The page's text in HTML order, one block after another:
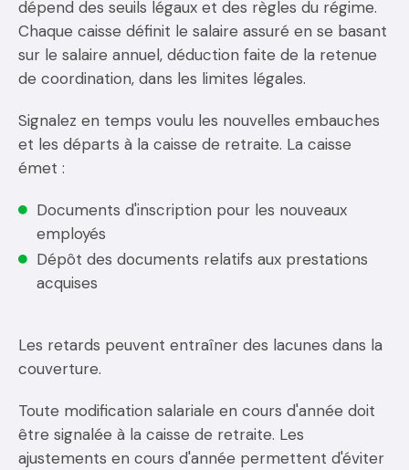
dépend des seuils légaux et des règles du régime.
Chaque caisse définit le salaire assuré en se basant
sur le salaire annuel, déduction faite de la retenue
de coordination, dans les limites légales.
Signalez en temps voulu les nouvelles embauches
et les départs à la caisse de retraite. La caisse
émet :
Documents d'inscription pour les nouveaux
employés
Dépôt des documents relatifs aux prestations
acquises
Les retards peuvent entraîner des lacunes dans la
couverture.
Toute modification salariale en cours d'année doit
être signalée à la caisse de retraite. Les
ajustements en cours d'année permettent d'éviter